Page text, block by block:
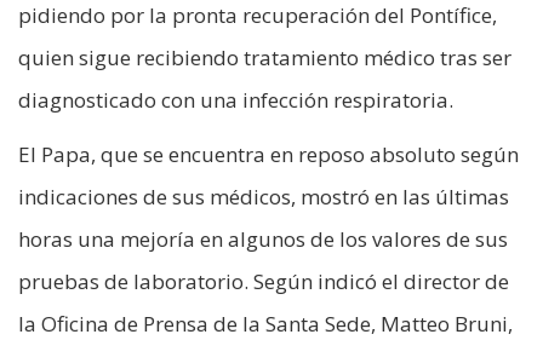
pidiendo por la pronta recuperación del Pontífice,
quien sigue recibiendo tratamiento médico tras ser
diagnosticado con una infección respiratoria.
El Papa, que se encuentra en reposo absoluto según
indicaciones de sus médicos, mostró en las últimas
horas una mejoría en algunos de los valores de sus
pruebas de laboratorio. Según indicó el director de
la Oficina de Prensa de la Santa Sede, Matteo Bruni,